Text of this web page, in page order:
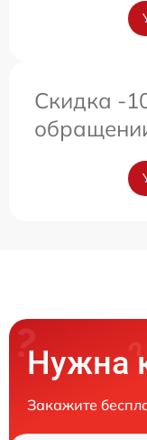
Скидка -
Нужна
Закажите